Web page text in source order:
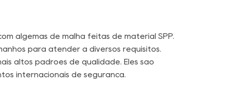
algemas de malha feitas de material SPP.
para atender a diversos requisitos.
altos padrões de qualidade. Eles são
internacionais de segurança.